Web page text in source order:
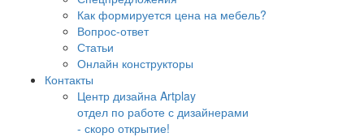
Как формируется цена на мебель?
Вопрос-ответ
Статьи
Онлайн конструкторы
Контакты
Центр дизайна Artplay
отдел по работе с дизайнерами
- скоро открытие!